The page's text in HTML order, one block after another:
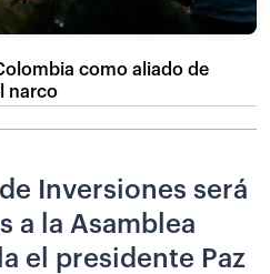
como aliado de
narco
Inversiones será
a la Asamblea
el presidente Paz